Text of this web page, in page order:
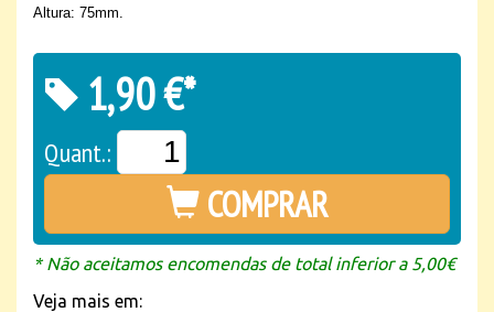
Altura: 75mm.
1,90 €*
Quant.:
COMPRAR
* Não aceitamos encomendas de total inferior a 5,00€
Veja mais em: